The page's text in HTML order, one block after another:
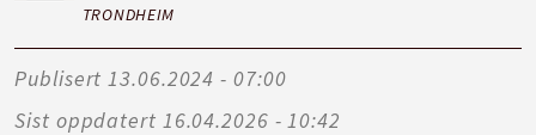
TRONDHEIM
Publisert
13.06.2024 - 07:00
Sist oppdatert
16.04.2026 - 10:42